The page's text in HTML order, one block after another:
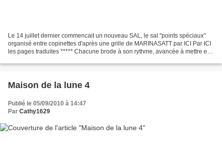
Le 14 juillet dernier commencait un nouveau SAL, le sal "points spéciaux"
organisé entre copinettes d'après une grille de MARINASATT par ICI Par ICI
les pages traduites ***** Chacune brode à son rythme, avancée à mettre en
Maison de la lune 4
Publié le 05/09/2010 à 14:47
Par Cathy1629